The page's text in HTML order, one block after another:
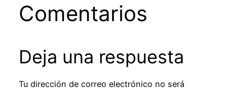
Comentarios
Deja una respuesta
Tu dirección de correo electrónico no será